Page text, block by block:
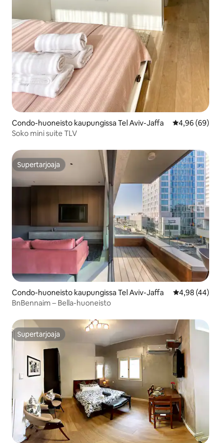
Condo-huoneisto kaupungissa Tel Aviv-Jaffa
4,96 (69)
Soko mini suite TLV
Supertarjoaja
Supertarjoaja
Condo-huoneisto kaupungissa Tel Aviv-Jaffa
4,98 (44)
BnBennaim – Bella-huoneisto
Supertarjoaja
Supertarjoaja